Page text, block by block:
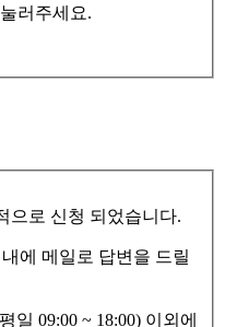
러주세요.
으로 신청 되었습니다.
에 메일로 답변을 드릴
일 09:00 ~ 18:00) 이외에